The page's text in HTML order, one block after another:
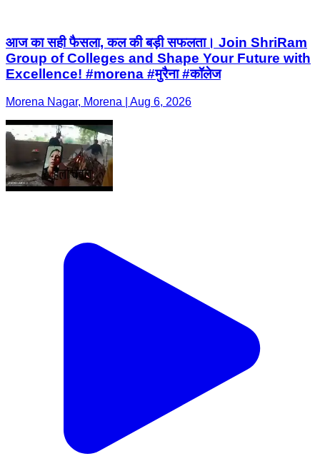
आज का सही फैसला, कल की बड़ी सफलता। Join ShriRam
Group of Colleges and Shape Your Future with
Excellence! #morena #मुरैना #कॉलेज
Morena Nagar, Morena | Aug 6, 2026